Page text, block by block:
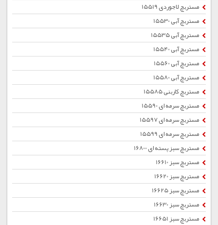
مستربچ لاجوردی 15519
مستربچ آبی 15530
مستربچ آبی 15535
مستربچ آبی 15540
مستربچ آبی 15560
مستربچ آبی 15580
مستربچ کاربنی 15585
مستربچ سرمه ای 15590
مستربچ سرمه ای 15597
مستربچ سرمه ای 15599
مستربچ سبز پسته ای 16800
مستربچ سبز 16610
مستربچ سبز 16620
مستربچ سبز 16625
مستربچ سبز 16630
مستربچ سبز 16651